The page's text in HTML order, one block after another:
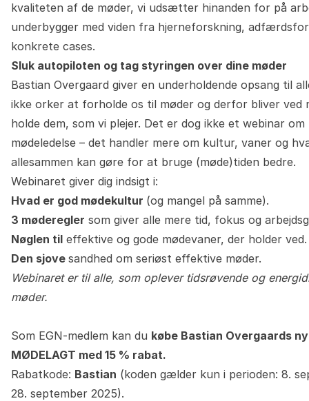
kvaliteten af de møder, vi udsætter hinanden for på
underbygger med viden fra hjerneforskning,
konkrete cases.
Sluk autopiloten og tag styringen over dine møder
Bastian Overgaard giver en underholdende opsang til
ikke orker at forholde os til møder og derfor bliver ved
holde dem, som vi plejer. Det er dog ikke et webinar om
mødeledelse – det handler mere om kultur, vaner og
allesammen kan gøre for at bruge (møde)tiden bedre.
Webinaret giver dig indsigt i:
Hvad er god mødekultur (og mangel på samme).
3 møderegler som giver alle mere tid, fokus og
Nøglen til effektive og gode mødevaner, der holder ved.
Den sjove sandhed om seriøst effektive møder.
Webinaret er til alle, som oplever tidsrøvende og
møder.
Som EGN-medlem kan du købe Bastian Overgaards
MØDELAGT med 15 % rabat.
Rabatkode: Bastian (koden gælder kun i perioden: 8.
28. september 2025).